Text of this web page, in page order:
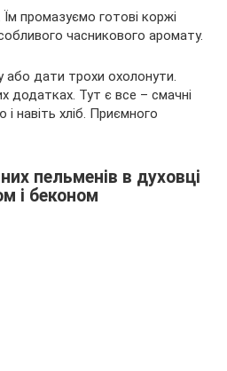
промазуємо готові коржі
часникового аромату.
або дати трохи охолонути.
додатках. Тут є все – смачні
і навіть хліб. Приємного
пельменів в духовці
і беконом